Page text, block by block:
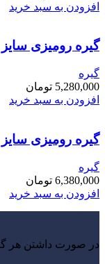
افزودن به سبد خرید
گیره رومیزی سایز 140 چدن داکتیل پویا صنعت
گیره
5,280,000 تومان
افزودن به سبد خرید
گیره رومیزی سایز 160 چدن داکتیل پویا صنعت
گیره
6,380,000 تومان
افزودن به سبد خرید
در صورت داشتن هر